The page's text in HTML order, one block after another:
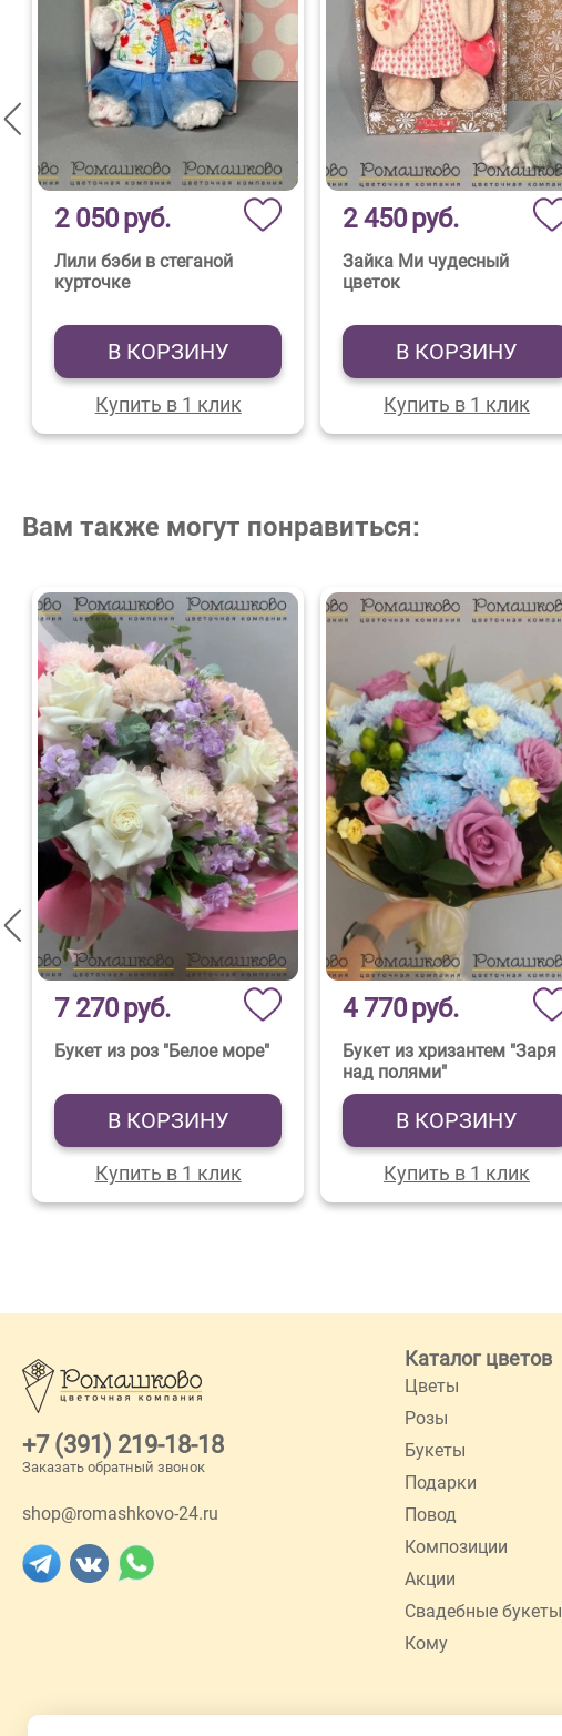
2 050руб.
Лили бэби в стеганой
курточке
В КОРЗИНУ
Купить в 1 клик
2 450руб.
Зайка Ми чудесный
цветок
В КОРЗИНУ
Купить в 1 клик
Вам также могут понравиться:
7 270руб.
Букет из роз "Белое море"
В КОРЗИНУ
Купить в 1 клик
4 770руб.
Букет из хризантем "Заря
над полями"
В КОРЗИНУ
Купить в 1 клик
+7 (391) 219-18-18
Заказать обратный звонок
shop@romashkovo-24.ru
Каталог цветов
Цветы
Розы
Букеты
Подарки
Повод
Композиции
Акции
Свадебные букеты
Кому